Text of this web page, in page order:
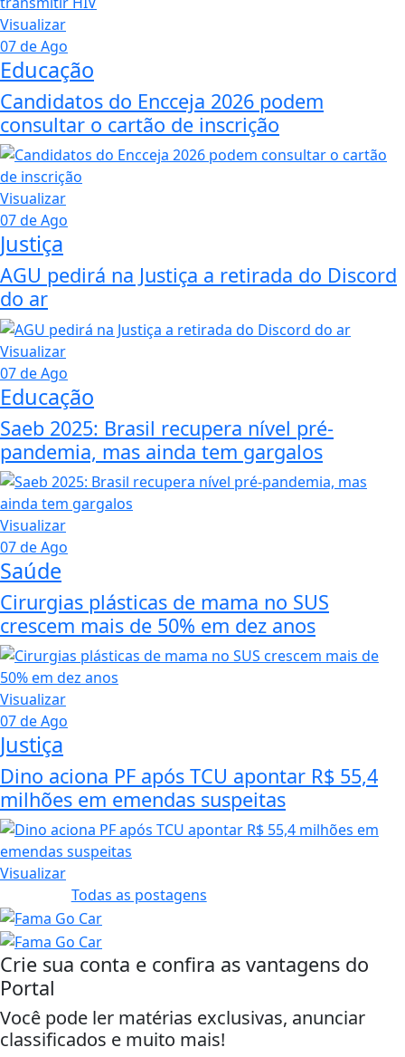
Visualizar
07 de Ago
Educação
Candidatos do Encceja 2026 podem
consultar o cartão de inscrição
Visualizar
07 de Ago
Justiça
AGU pedirá na Justiça a retirada do Discord
do ar
Visualizar
07 de Ago
Educação
Saeb 2025: Brasil recupera nível pré-
pandemia, mas ainda tem gargalos
Visualizar
07 de Ago
Saúde
Cirurgias plásticas de mama no SUS
crescem mais de 50% em dez anos
Visualizar
07 de Ago
Justiça
Dino aciona PF após TCU apontar R$ 55,4
milhões em emendas suspeitas
Visualizar
Todas as postagens
Crie sua conta e confira as vantagens do
Portal
Você pode ler matérias exclusivas, anunciar
classificados e muito mais!